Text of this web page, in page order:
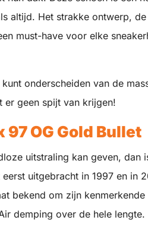
altijd. Het strakke ontwerp,
must-have voor elke
onderscheiden van de
er geen spijt van krijgen!
OG Gold Bullet
uitstraling kan geven, dan
uitgebracht in 1997 en in
bekend om zijn kenmerkende
demping over de hele lengte.